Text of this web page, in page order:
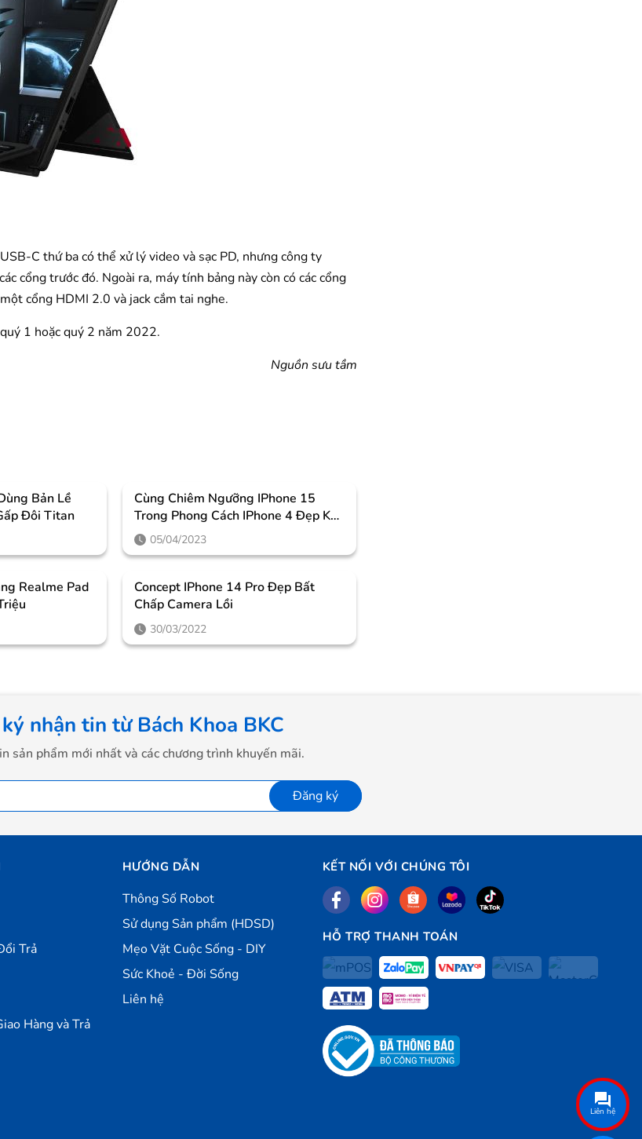
C thứ ba có thể xử lý video và sạc PD, nhưng công ty
cổng trước đó. Ngoài ra, máy tính bảng này còn có các cổng
cổng HDMI 2.0 và jack cắm tai nghe.
1 hoặc quý 2 năm 2022.
Nguồn sưu tầm
Bản Lề
Đôi Titan
Cùng Chiêm Ngưỡng IPhone 15
Trong Phong Cách IPhone 4 Đẹp Khó
Cưỡng
05/04/2023
Realme Pad
Concept IPhone 14 Pro Đẹp Bất
Chấp Camera Lồi
30/03/2022
nhận tin từ Bách Khoa BKC
sản phẩm mới nhất và các chương trình khuyến mãi.
Đăng ký
Trả
Hàng và Trả
HƯỚNG DẪN
Thông Số Robot
Sử dụng Sản phẩm (HDSD)
Mẹo Vặt Cuộc Sống - DIY
Sức Khoẻ - Đời Sống
Liên hệ
KẾT NỐI VỚI CHÚNG TÔI
HỖ TRỢ THANH TOÁN
Liên hệ